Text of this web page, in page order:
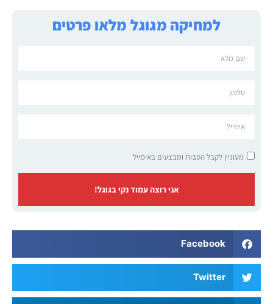
למחיקה מגוגל מלאו פרטים
מעוניין לקבל הטבות ומבצעים באימייל
אני רוצה עמוד נקי בגוגל!
Facebook
Twitter